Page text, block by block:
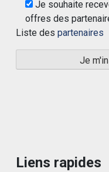
Je souhaite
offres des
Liste des partenaires
Liens rapides